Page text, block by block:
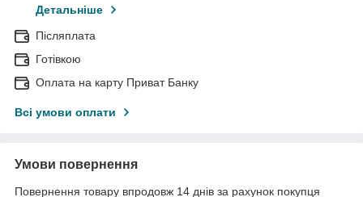
Детальніше
Післяплата
Готівкою
Оплата на карту Приват Банку
Всі умови оплати
Умови повернення
Повернення товару впродовж 14 днів за рахунок покупця